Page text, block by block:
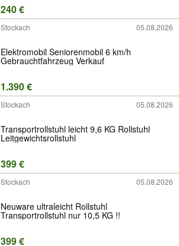
240 €
Stockach 05.08.2026
Elektromobil Seniorenmobil 6 km/h
Gebrauchtfahrzeug Verkauf
1.390 €
Stockach 05.08.2026
Transportrollstuhl leicht 9,6 KG Rollstuhl
Leitgewichtsrollstuhl
399 €
Stockach 05.08.2026
Neuware ultraleicht Rollstuhl
Transportrollstuhl nur 10,5 KG !!
399 €